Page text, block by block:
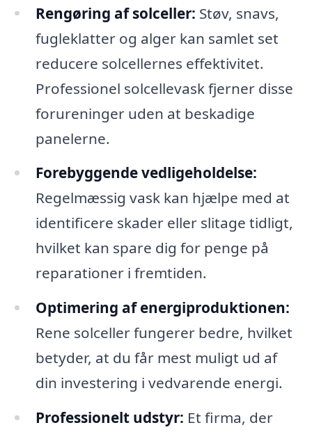
Rengøring af solceller: Støv, snavs,
fugleklatter og alger kan samlet set
reducere solcellernes effektivitet.
Professionel solcellevask fjerner disse
forureninger uden at beskadige
panelerne.
Forebyggende vedligeholdelse:
Regelmæssig vask kan hjælpe med at
identificere skader eller slitage tidligt,
hvilket kan spare dig for penge på
reparationer i fremtiden.
Optimering af energiproduktionen:
Rene solceller fungerer bedre, hvilket
betyder, at du får mest muligt ud af
din investering i vedvarende energi.
Professionelt udstyr: Et firma, der